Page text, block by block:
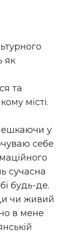
як
та
місті.
у
себе
сучасна
будь-де.
чи живий
в мене